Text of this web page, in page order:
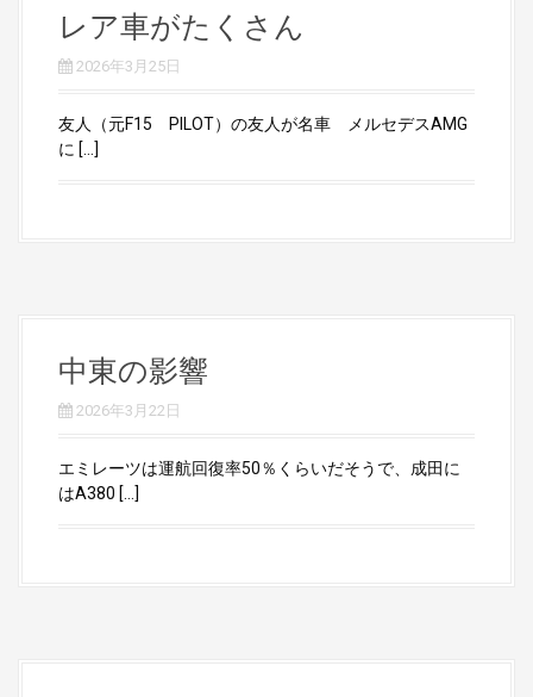
レア車がたくさん
2026年3月25日
友人（元F15 PILOT）の友人が名車 メルセデスAMG
に […]
中東の影響
2026年3月22日
エミレーツは運航回復率50％くらいだそうで、成田に
はA380 […]